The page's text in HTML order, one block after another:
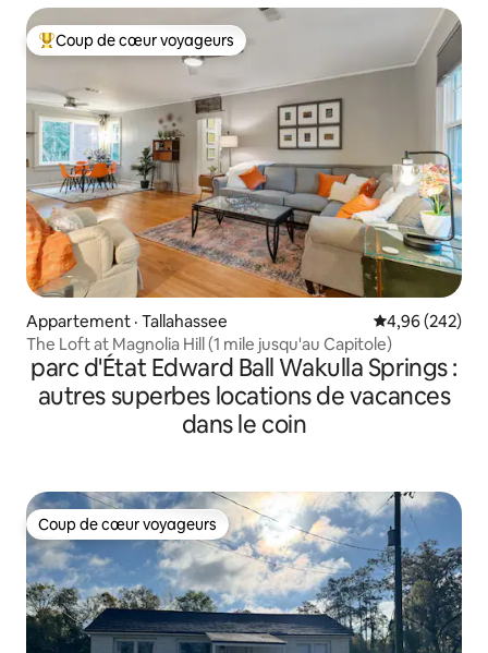
Coup de cœur voyageurs parmi les plus aimés
Coup de cœur voyageurs
Appartement · Tallahassee Note
4,96 (242)
The Loft at Magnolia Hill (1 mile jusqu'au Capitole)
parc d'État Edward Ball Wakulla Springs :
autres superbes locations de vacances
dans le coin
Coup de cœur voyageurs
Coup de cœur voyageurs